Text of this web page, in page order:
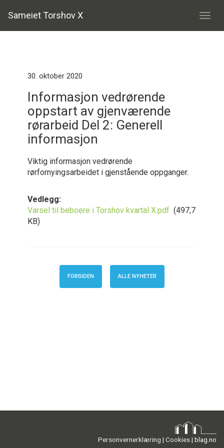
Sameiet Torshov X
30. oktober 2020
Informasjon vedrørende
oppstart av gjenværende
rørarbeid Del 2: Generell
informasjon
Viktig informasjon vedrørende
rørfornyingsarbeidet i gjenstående oppganger.
Vedlegg:
Varsel til beboere i Torshov kvartal X.pdf (497,7
KB)
FORSIDEN ALLE NYHETER
Personvernerklæring | Cookies| blag.no